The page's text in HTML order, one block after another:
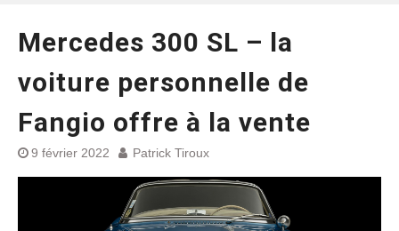
Mercedes 300 SL – la
voiture personnelle de
Fangio offre à la vente
9 février 2022 Patrick Tiroux